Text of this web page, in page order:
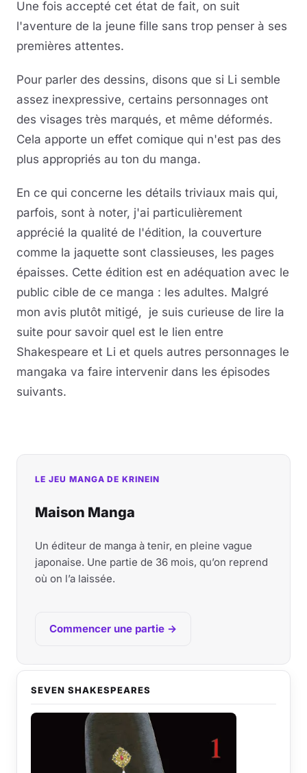
Une fois accepté cet état de fait, on suit
l'aventure de la jeune fille sans trop penser à ses
premières attentes.
Pour parler des dessins, disons que si Li semble
assez inexpressive, certains personnages ont
des visages très marqués, et même déformés.
Cela apporte un effet comique qui n'est pas des
plus appropriés au ton du manga.
En ce qui concerne les détails triviaux mais qui,
parfois, sont à noter, j'ai particulièrement
apprécié la qualité de l'édition, la couverture
comme la jaquette sont classieuses, les pages
épaisses. Cette édition est en adéquation avec le
public cible de ce manga : les adultes. Malgré
mon avis plutôt mitigé, je suis curieuse de lire la
suite pour savoir quel est le lien entre
Shakespeare et Li et quels autres personnages le
mangaka va faire intervenir dans les épisodes
suivants.
LE JEU MANGA DE KRINEIN
Maison Manga
Un éditeur de manga à tenir, en pleine vague
japonaise. Une partie de 36 mois, qu’on reprend
où on l’a laissée.
Commencer une partie →
SEVEN SHAKESPEARES